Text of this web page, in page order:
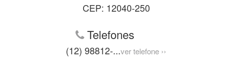
CEP: 12040-250
Telefones
(12) 98812-...ver telefone ››